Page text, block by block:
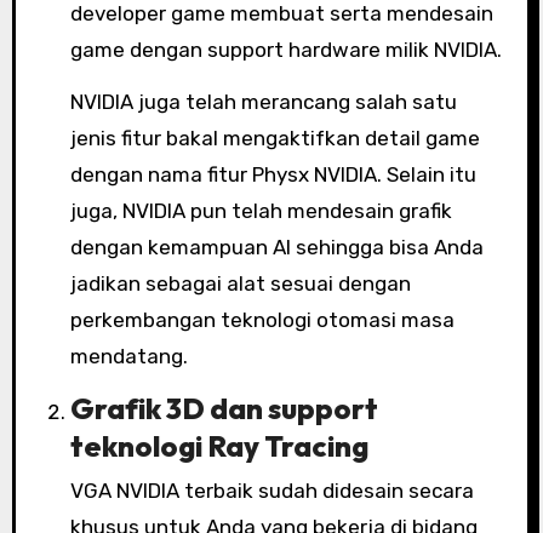
developer game membuat serta mendesain
game dengan support hardware milik NVIDIA.
NVIDIA juga telah merancang salah satu
jenis fitur bakal mengaktifkan detail game
dengan nama fitur Physx NVIDIA. Selain itu
juga, NVIDIA pun telah mendesain grafik
dengan kemampuan AI sehingga bisa Anda
jadikan sebagai alat sesuai dengan
perkembangan teknologi otomasi masa
mendatang.
Grafik 3D dan support
teknologi Ray Tracing
VGA NVIDIA terbaik sudah didesain secara
khusus untuk Anda yang bekerja di bidang